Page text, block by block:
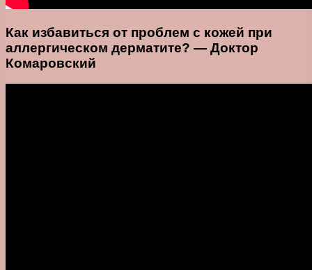
Как избавиться от проблем с кожей при
аллергическом дерматите? — Доктор
Комаровский